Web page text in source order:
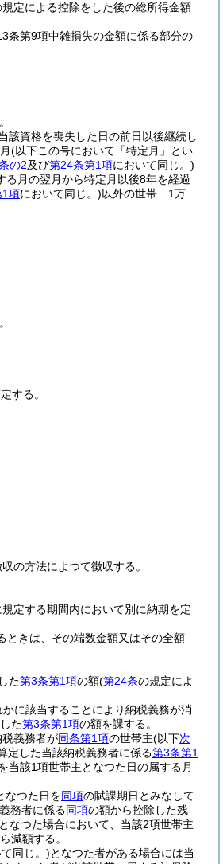
定による控除をした後の総所得金額
条第9項中雑損失の金額に係る部分の
該資格を喪失した日の前日以後継続し
(以下この号において「特定月」とい
の2及び第24条第1項において同じ。)
月の翌月から特定月以後8年を経過
1項において同じ。)以外の世帯 1万
する。
の方法によつて徴収する。
規定する期間内において別に納期を定
ときは、その端数金額又はその全額
た第3条第1項の額(第24条の規定によ
に該当することにより納税義務が消
た第3条第1項の額を課する。
義務者が同条第1項の世帯主(以下次
定した当該納税義務者に係る第3条第1
当該1項世帯主となつた日の属する月
なつた日を同項の賦課期日とみなして
務者に係る同項の額から控除した残
なつた場合において、当該2項世帯主
減額する。
同じ。)となつた者がある場合には当